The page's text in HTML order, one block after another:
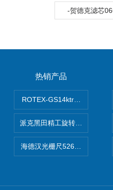
-贺德克滤芯
热销产品
ROTEX-GS14ktr梅花连轴器
派克黑田精工旋转气缸
海德汉光栅尺526974-09